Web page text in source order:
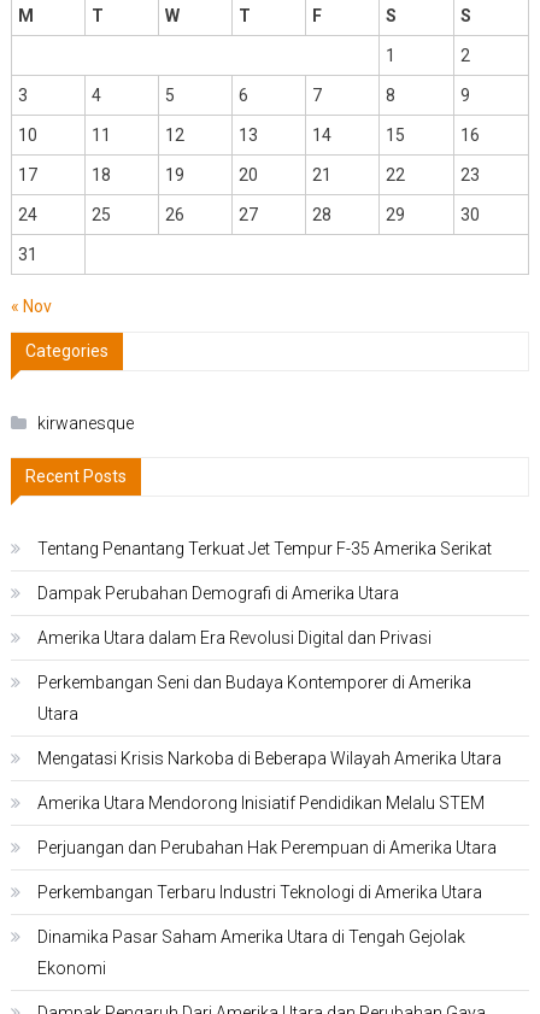
M
T W T F S S
1 2
3 4 5 6 7 8 9
10 11 12 13 14 15 16
17 18 19 20 21 22 23
24 25 26 27 28 29 30
31
« Nov
Categories
kirwanesque
Recent Posts
Tentang Penantang Terkuat Jet Tempur F-35 Amerika Serikat
Dampak Perubahan Demografi di Amerika Utara
Amerika Utara dalam Era Revolusi Digital dan Privasi
Perkembangan Seni dan Budaya Kontemporer di Amerika
Utara
Mengatasi Krisis Narkoba di Beberapa Wilayah Amerika Utara
Amerika Utara Mendorong Inisiatif Pendidikan Melalu STEM
Perjuangan dan Perubahan Hak Perempuan di Amerika Utara
Perkembangan Terbaru Industri Teknologi di Amerika Utara
Dinamika Pasar Saham Amerika Utara di Tengah Gejolak
Ekonomi